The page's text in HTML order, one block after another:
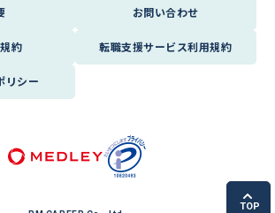
お問い合わせ
約 転職支援サービス利用規約
リシー
TOP